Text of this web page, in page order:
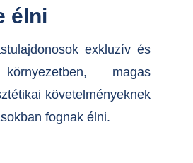
élni
exkluzív és
magas
követelményeknek
fognak élni.